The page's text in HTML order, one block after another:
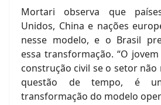
Mortari observa que
Unidos, China e nações
nesse modelo, e o Brasil
essa transformação. “O
construção civil se o setor não
questão de tempo, é
transformação do modelo